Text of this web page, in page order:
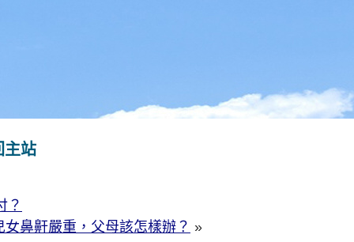
主站
？
鼻鼾嚴重，父母該怎樣辦？ »